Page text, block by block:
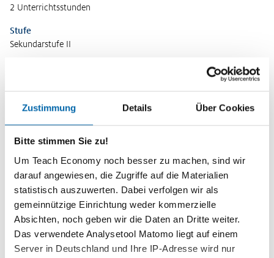
Zustimmung Details Über Cookies
Bitte stimmen Sie zu!
Um Teach Economy noch besser zu machen, sind wir
darauf angewiesen, die Zugriffe auf die Materialien
statistisch auszuwerten. Dabei verfolgen wir als
gemeinnützige Einrichtung weder kommerzielle
Absichten, noch geben wir die Daten an Dritte weiter.
Das verwendete Analysetool Matomo liegt auf einem
Server in Deutschland und Ihre IP-Adresse wird nur
2 Unterrichtsstunden
Stufe
Sekundarstufe II
Grundlagen der Marktwirtschaft (wirtschaftliche Freiheiten,
dezentrale Koordination, Informations- und Lenkungsfunktion des
Preises, Preisbildung)
Die Schülerinnen und Schüler …
beschreiben Gründe für das Etablieren einer sozialen
Marktwirtschaft sowie deren Grundprinzipien und
Politikbereiche, in denen sie ausgestaltet wird.
analysieren wirtschaftspolitische Maßnahmen danach, in
welchem Maß sie Prinzipien sozialer Marktwirtschaft
berücksichtigen.